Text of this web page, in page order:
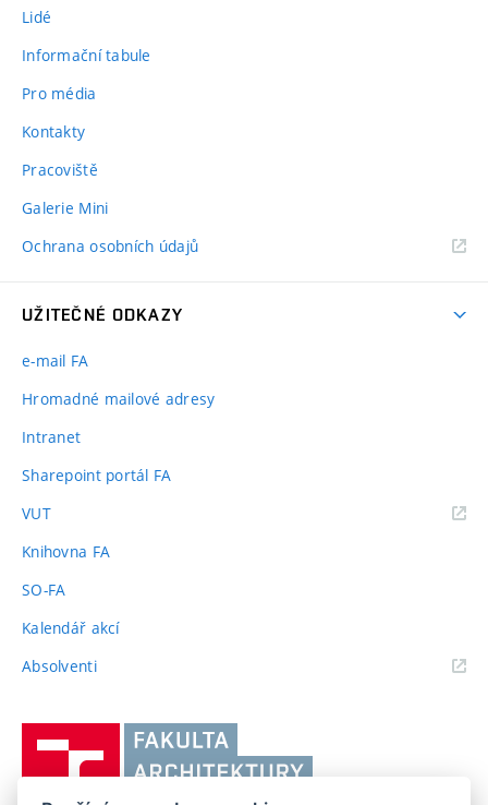
Lidé
Informační tabule
Pro média
Kontakty
Pracoviště
Galerie Mini
Ochrana osobních údajů
UŽITEČNÉ ODKAZY
e-mail FA
Hromadné mailové adresy
Intranet
Sharepoint portál FA
VUT(externí
Knihovna FA
SO-FA
Kalendář akcí
Absolventi(externí